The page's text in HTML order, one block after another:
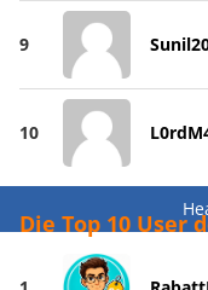
9
10
Die Top 10 User